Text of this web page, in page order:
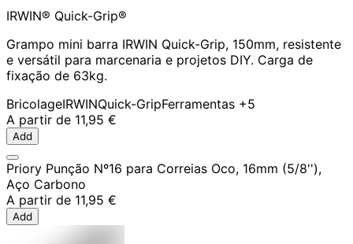
IRWIN® Quick-Grip®
Grampo mini barra IRWIN Quick-Grip, 150mm, resistente
e versátil para marcenaria e projetos DIY. Carga de
fixação de 63kg.
BricolageIRWINQuick-GripFerramentas +5
A partir de 11,95 €
Add
Priory Punção Nº16 para Correias Oco, 16mm (5/8''),
Aço Carbono
A partir de 11,95 €
Add